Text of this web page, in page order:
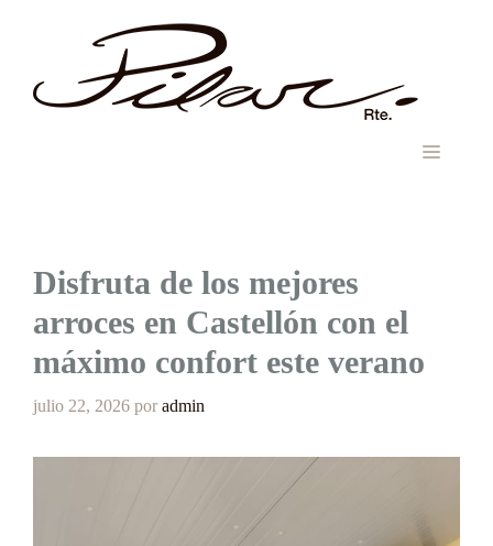
MENÚ
Disfruta de los mejores
arroces en Castellón con el
máximo confort este verano
julio 22, 2026 por admin